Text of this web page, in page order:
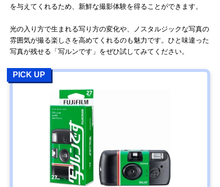
（送料無料）
（送料無料）
ビックカメ
ラ
税込み930円よ
り
み63円〜
税込み930円よ
り
ダウンロード】
税込み1,600円
（スタンダー
を与えてくれるため、新鮮な撮影体験を得ることができます。
光の入り方で生まれる写り方の変化や、ノスタルジックな写真の
雰囲気が撮る楽しさを高めてくれるのも魅力です。ひと味違った
写真が残せる「写ルンです」をぜひ試してみてください。
PICK UP